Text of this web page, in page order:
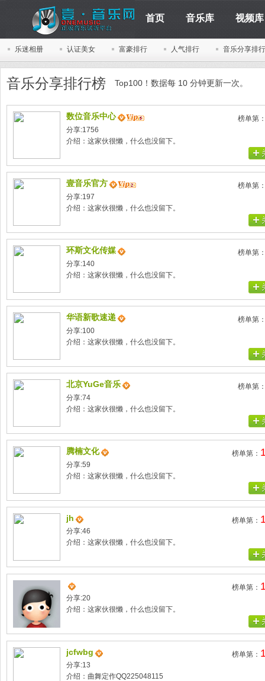
首页 音乐库 视频库
乐迷相册 认证美女 富豪排行 人气排行 音乐分享排行
音乐分享排行榜 Top100！数据每 10 分钟更新一次。
数位音乐中心
榜单第
分享:1756
介绍：这家伙很懒，什么也没留下。
壹音乐官方
榜单第
分享:197
介绍：这家伙很懒，什么也没留下。
环斯文化传媒
榜单第
分享:140
介绍：这家伙很懒，什么也没留下。
华语新歌速递
榜单第
分享:100
介绍：这家伙很懒，什么也没留下。
北京YuGe音乐
榜单第
分享:74
介绍：这家伙很懒，什么也没留下。
腾楠文化 榜单第：
分享:59
介绍：这家伙很懒，什么也没留下。
jh 榜单第：
分享:46
介绍：这家伙很懒，什么也没留下。
榜单第：
分享:20
介绍：这家伙很懒，什么也没留下。
jcfwbg 榜单第：
分享:13
介绍：曲舞定作QQ225048115